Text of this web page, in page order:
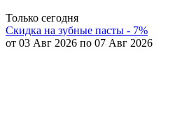
Только сегодня
Скидка на зубные пасты - 7%
от 03 Авг 2026 по 07 Авг 2026